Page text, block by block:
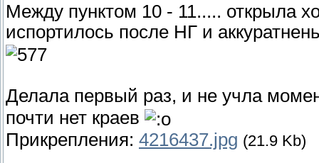
Между пунктом 10 - 11..... открыла
испортилось после НГ и
Делала первый раз, и не учла
почти нет краев
Прикрепления: 4216437.jpg (21.9 Kb)